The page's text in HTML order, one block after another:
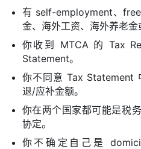
有 self-employment、
金、海外工资、海外养老金
你收到 MTCA 的 Tax
Statement。
你不同意 Tax Statement
退/应补金额。
你在两个国家都可能是税
协定。
你不确定自己是